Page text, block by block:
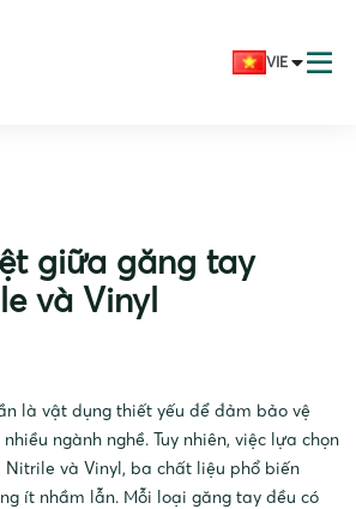
VIE
giữa găng tay
và Vinyl
là vật dụng thiết yếu để đảm bảo vệ
ngành nghề. Tuy nhiên, việc lựa chọn
và Vinyl, ba chất liệu phổ biến
ít nhầm lẫn. Mỗi loại găng tay đều có